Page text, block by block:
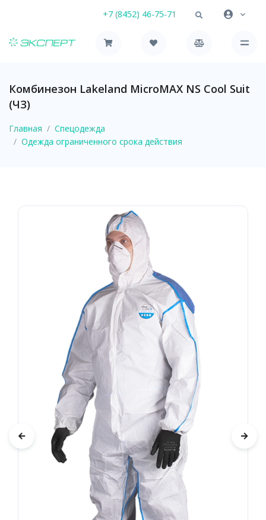
+7 (8452) 46-75-71
Комбинезон Lakeland MicroMAX NS Cool Suit
(ЧЗ)
Главная
Спецодежда
Одежда ограниченного срока действия